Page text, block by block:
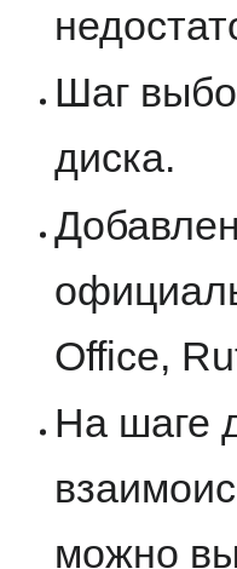
Шаг
диска.
Office,
На шаге
можно